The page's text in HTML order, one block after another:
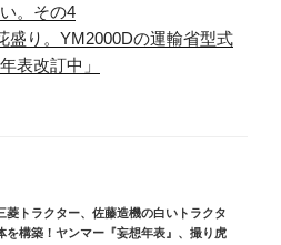
。その4
盛り。YM2000Dの運輸省型式
表改訂中」
菱トラクター、 佐藤造機の白いトラクタ
構築！ヤンマー『妄想年表』 、 撮り虎